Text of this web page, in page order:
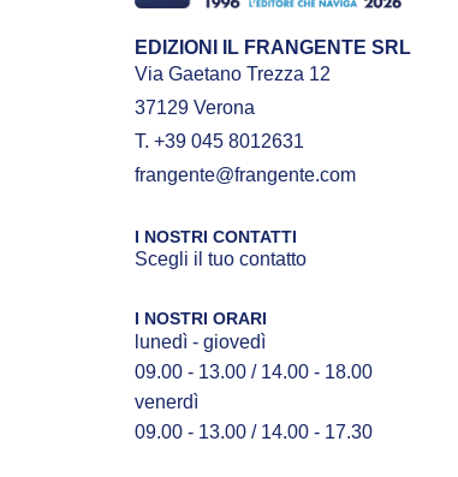
EDIZIONI IL FRANGENTE SRL
Via Gaetano Trezza 12
37129 Verona
T. +39 045 8012631
frangente@frangente.com
I NOSTRI CONTATTI
Scegli il tuo contatto
I NOSTRI ORARI
lunedì - giovedì
09.00 - 13.00 / 14.00 - 18.00
venerdì
09.00 - 13.00 / 14.00 - 17.30